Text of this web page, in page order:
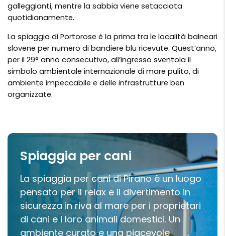
galleggianti, mentre la sabbia viene setacciata
quotidianamente.
La spiaggia di Portorose è la prima tra le località balneari
slovene per numero di bandiere blu ricevute. Quest’anno,
per il 29° anno consecutivo, all’ingresso sventola il
simbolo ambientale internazionale di mare pulito, di
ambiente impeccabile e delle infrastrutture ben
organizzate.